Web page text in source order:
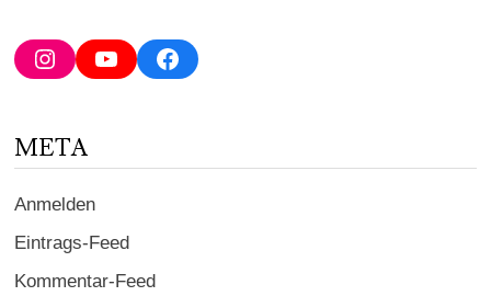
Adresse
ein ...
InstagramYouTubeFacebook
META
Anmelden
Eintrags-Feed
Kommentar-Feed